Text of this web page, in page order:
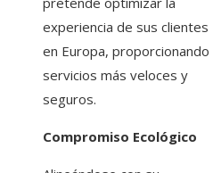
experiencia de sus clientes
en Europa, proporcionando
servicios más veloces y
seguros.
Compromiso Ecológico